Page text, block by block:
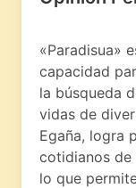
«Paradisua»
capacidad
la búsqueda
vidas de
Egaña, logra
cotidianos de
lo que